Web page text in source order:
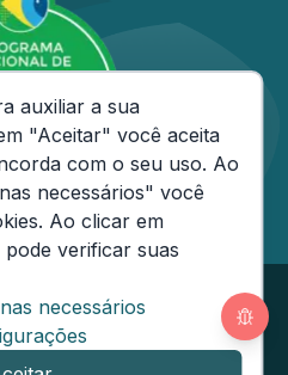
do Amazonas
- CEP: 69060-000
Segunda
Consentimento de Cookies
auxiliar a sua
"Aceitar" você aceita
com o seu uso. Ao
necessários" você
Ao clicar em
verificar suas
necessários